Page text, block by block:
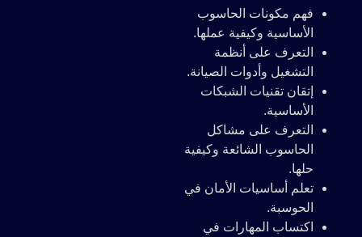
فهم مكونات الحاسوب
الأساسية وكيفية عملها.
التعرف على أنظمة
التشغيل وأدوات الصيانة.
إتقان تقنيات الشبكات
الأساسية.
التعرف على مشاكل
الحاسوب الشائعة وكيفية
حلها.
تعلم أساسيات الأمان في
الحوسبة.
اكتساب المهارات في